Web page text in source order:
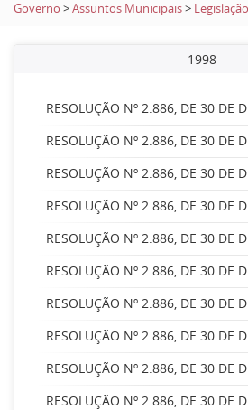
Governo >Assuntos Municipais> Legislação
1998
RESOLUÇÃO Nº 2.886, DE 30 DE
RESOLUÇÃO Nº 2.886, DE 30 DE
RESOLUÇÃO Nº 2.886, DE 30 DE
RESOLUÇÃO Nº 2.886, DE 30 DE
RESOLUÇÃO Nº 2.886, DE 30 DE
RESOLUÇÃO Nº 2.886, DE 30 DE
RESOLUÇÃO Nº 2.886, DE 30 DE
RESOLUÇÃO Nº 2.886, DE 30 DE
RESOLUÇÃO Nº 2.886, DE 30 DE
RESOLUÇÃO Nº 2.886, DE 30 DE